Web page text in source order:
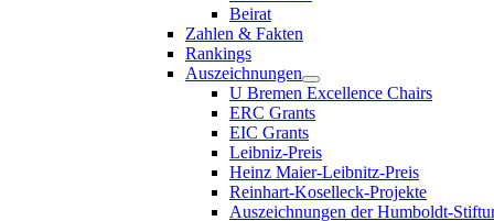
Beirat
Zahlen & Fakten
Rankings
Auszeichnungen
U Bremen Excellence Chairs
ERC Grants
EIC Grants
Leibniz-Preis
Heinz Maier-Leibnitz-Preis
Reinhart-Koselleck-Projekte
Auszeichnungen der Humboldt-